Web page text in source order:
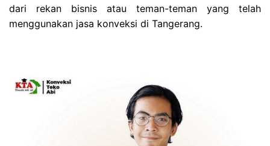
dari rekan bisnis atau teman-teman yang telah
menggunakan jasa konveksi di Tangerang.